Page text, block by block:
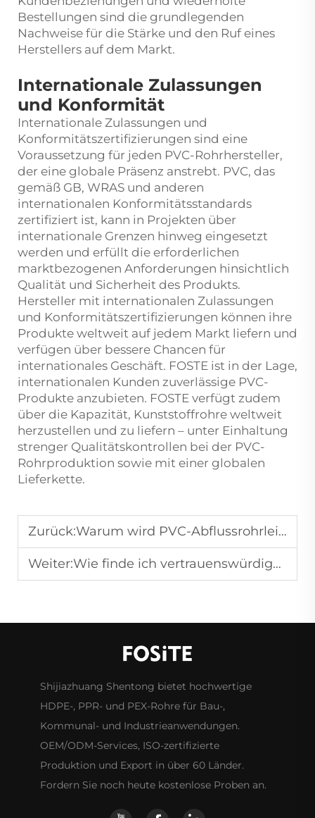
Bestellungen sind die grundlegenden
Nachweise für die Stärke und den Ruf eines
Herstellers auf dem Markt.
Internationale Zulassungen
und Konformität
Internationale Zulassungen und
Konformitätszertifizierungen sind eine
Voraussetzung für jeden PVC-Rohrhersteller,
der eine globale Präsenz anstrebt. PVC, das
gemäß GB, WRAS und anderen
internationalen Konformitätsstandards
zertifiziert ist, kann in Projekten über
internationale Grenzen hinweg eingesetzt
werden und erfüllt die erforderlichen
marktbezogenen Anforderungen hinsichtlich
Qualität und Sicherheit des Produkts.
Hersteller mit internationalen Zulassungen
und Konformitätszertifizierungen können ihre
Produkte weltweit auf jedem Markt liefern und
verfügen über bessere Chancen für
internationales Geschäft. FOSTE ist in der Lage,
internationalen Kunden zuverlässige PVC-
Produkte anzubieten. FOSTE verfügt zudem
über die Kapazität, Kunststoffrohre weltweit
herzustellen und zu liefern – unter Einhaltung
strenger Qualitätskontrollen bei der PVC-
Rohrproduktion sowie mit einer globalen
Lieferkette.
Zurück:Warum wird PVC-Abflussrohrleitung häufig in Gebäuden verwendet?
Weiter:Wie finde ich vertrauenswürdige Hersteller von Kunststoffrohren?
Shijiazhuang Shentong bietet hochwertige
HDPE-, PPR- und PEX-Rohre für Bau-,
Kommunal- und Industrieanwendungen.
OEM/ODM-Services, ISO-zertifizierte
Produktion und Export in über 60 Länder.
Fordern Sie noch heute kostenlose Proben an.